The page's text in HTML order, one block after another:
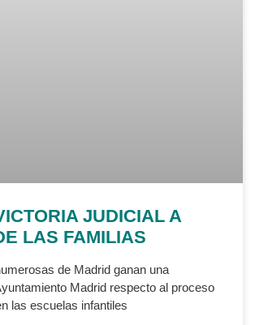
JUDICIAL A
LAS FAMILIAS
de Madrid ganan una
Madrid respecto al proceso
las escuelas infantiles